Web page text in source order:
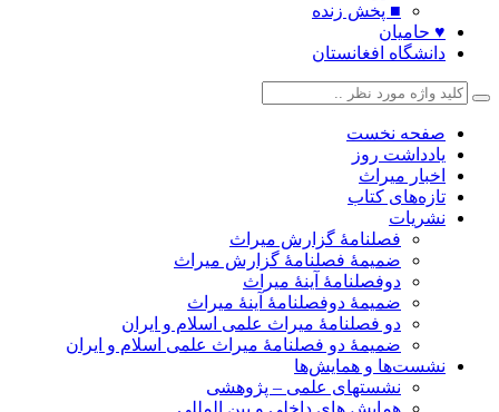
■ پخش زنده
♥ حامیان
دانشگاه افغانستان
صفحه نخست
یادداشت روز
اخبار میراث
تازه‌های کتاب
نشریات
فصلنامۀ گزارش میراث
ضمیمۀ فصلنامۀ گزارش میراث
دوفصلنامۀ آینۀ میراث
ضمیمۀ دوفصلنامۀ آینۀ میراث
دو فصلنامۀ میراث علمی اسلام و ایران
ضمیمۀ دو فصلنامۀ میراث علمی اسلام و ایران
نشست‌ها و همایش‌ها
نشستهای علمی – پژوهشی
همایش های داخلی و بین المللی